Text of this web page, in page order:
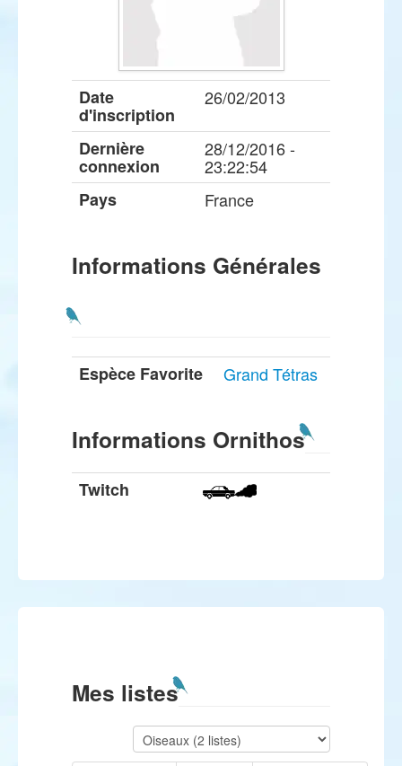
Date
d'inscription
26/02/2013
Dernière
connexion
28/12/2016 -
23:22:54
Pays
France
Informations Générales
Espèce Favorite Grand Tétras
Informations Ornithos
Twitch
Mes listes